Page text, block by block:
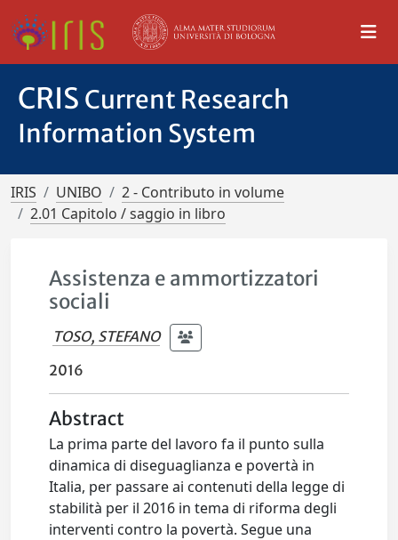
CRIS Current Research
Information System
IRIS UNIBO
2 - Contributo in volume
2.01 Capitolo / saggio in libro
Assistenza e ammortizzatori
sociali
TOSO, STEFANO
2016
Abstract
La prima parte del lavoro fa il punto sulla
dinamica di diseguaglianza e povertà in
Italia, per passare ai contenuti della legge di
stabilità per il 2016 in tema di riforma degli
interventi contro la povertà. Segue una